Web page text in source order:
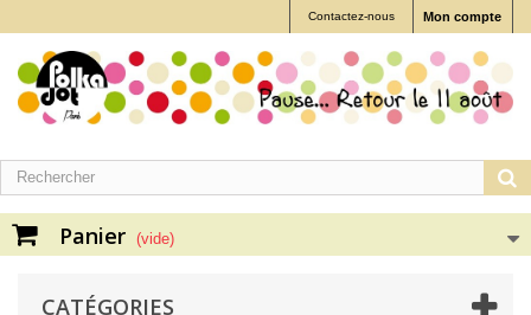
Mon compte
Contactez-nous
Panier (vide)
CATÉGORIES